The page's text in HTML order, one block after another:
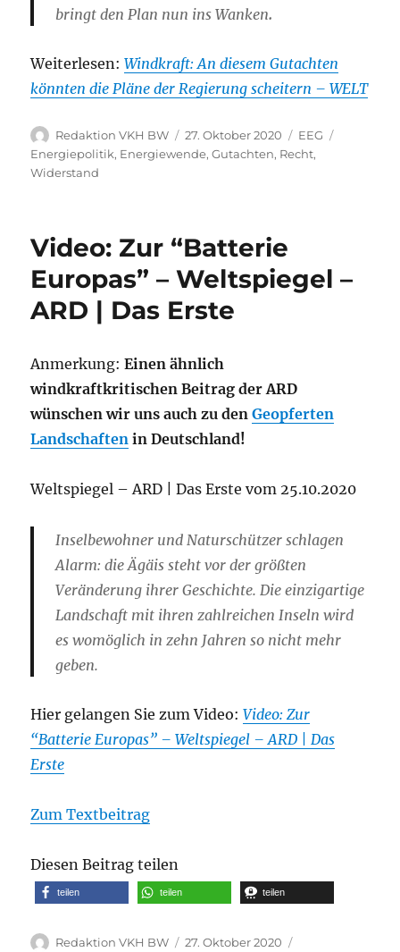
bringt den Plan nun ins Wanken.
Weiterlesen:Windkraft: An diesem Gutachten
könnten die Pläne der Regierung scheitern – WELT
Autor
Redaktion VKH BW
Veröffentlicht
am
27. Oktober 2020 Kategorien
EEG
Energiepolitik, Energiewende,Gutachten, Recht,
Widerstand
Video: Zur “Batterie
Europas” – Weltspiegel –
ARD | Das Erste
Anmerkung:Einen ähnlich
windkraftkritischen Beitrag der ARD
wünschen wir uns auch zu denGeopferten
Landschaften in Deutschland!
Weltspiegel – ARD | Das Erste vom 25.10.2020
Inselbewohner und Naturschützer schlagen
Alarm: die Ägäis steht vor der größten
Veränderung ihrer Geschichte. Die einzigartige
Landschaft mit ihren zahlreichen Inseln wird
es womöglich in zehn Jahren so nicht mehr
geben.
Hier gelangen Sie zum Video:Video: Zur
“Batterie Europas” – Weltspiegel – ARD | Das
Erste
Zum Textbeitrag
Diesen Beitrag teilen
teilen teilen teilen
Autor
Redaktion VKH BW
Veröffentlicht
27. Oktober 2020